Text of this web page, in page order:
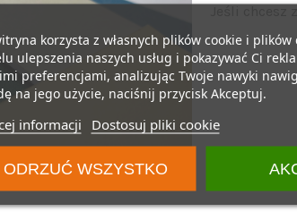
Jeśli
korzysta z własnych plików cookie i
ulepszenia naszych usług i pokazywać Ci
preferencjami, analizując Twoje nawyki
na jego użycie, naciśnij przycisk Akceptuj.
informacji Dostosuj pliki cookie
ODRZUĆ WSZYSTKO